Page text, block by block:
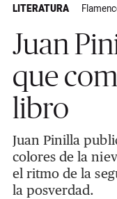
LITERATURA
Juan
que
libro
Juan Pinilla
colores de la
el ritmo de la
la posverdad.